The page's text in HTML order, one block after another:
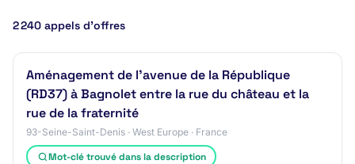
2 240 appels d’offres
Aménagement de l'avenue de la République
(RD37) à Bagnolet entre la rue du château et la
rue de la fraternité
93-Seine-Saint-Denis · West Europe · France
Mot-clé trouvé dans la description